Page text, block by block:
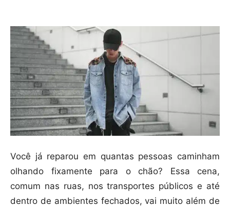
Você já reparou em quantas pessoas caminham
olhando fixamente para o chão? Essa cena,
comum nas ruas, nos transportes públicos e até
dentro de ambientes fechados, vai muito além de